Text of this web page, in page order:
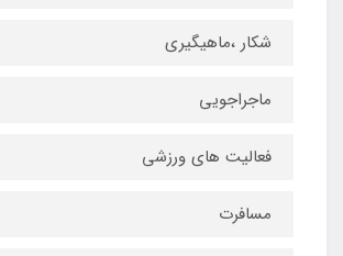
شکار ،ماهیگیری
ماجراجویی
فعالیت های ورزشی
مسافرت